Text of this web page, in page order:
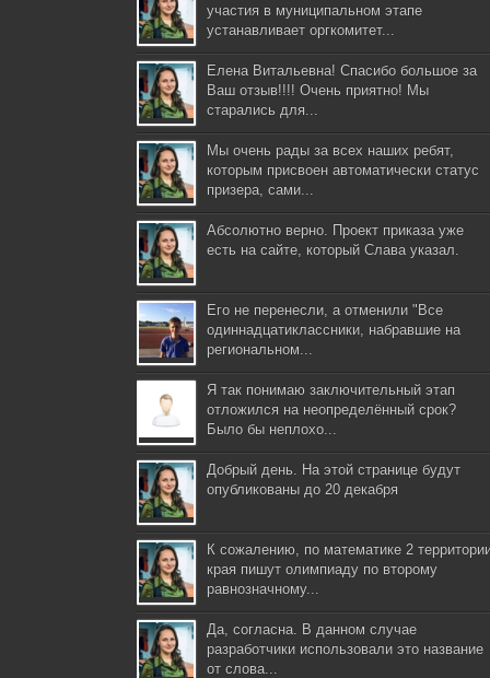
участия в муниципальном этапе
устанавливает оргкомитет...
Елена Витальевна! Спасибо большое за
Ваш отзыв!!!! Очень приятно! Мы
старались для...
Мы очень рады за всех наших ребят,
которым присвоен автоматически статус
призера, сами...
Абсолютно верно. Проект приказа уже
есть на сайте, который Слава указал.
Его не перенесли, а отменили "Все
одиннадцатиклассники, набравшие на
региональном...
Я так понимаю заключительный этап
отложился на неопределённый срок?
Было бы неплохо...
Добрый день. На этой странице будут
опубликованы до 20 декабря
К сожалению, по математике 2
края пишут олимпиаду по второму
равнозначному...
Да, согласна. В данном случае
разработчики использовали это название
от слова...